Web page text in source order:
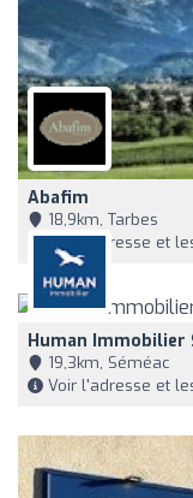
Abafim
18,9km, Tarbes
Voir l'adresse et
Human Immobilier
19,3km, Séméac
Voir l'adresse et